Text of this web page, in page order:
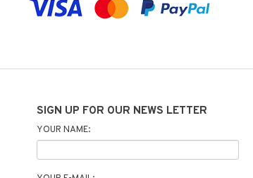
SIGN UP FOR OUR NEWS LETTER
YOUR NAME: